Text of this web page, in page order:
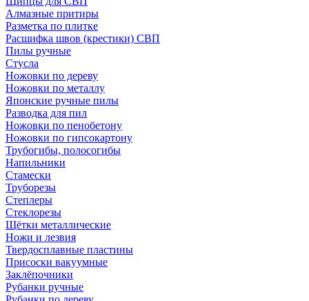
Алмазные притиры
Разметка по плитке
Расшифка швов (крестики) СВП
Пилы ручные
Стусла
Ножовки по дереву
Ножовки по металлу
Японские ручные пилы
Разводка для пил
Ножовки по пенобетону
Ножовки по гипсокартону
Трубогибы, полосогибы
Напильники
Стамески
Труборезы
Степлеры
Стеклорезы
Щётки металлические
Ножи и лезвия
Твердосплавные пластины
Присоски вакуумные
Заклёпочники
Рубанки ручные